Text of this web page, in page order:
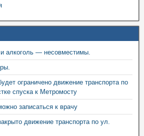
алкоголь — несовместимы.
ограничено движение транспорта по
спуска к Метромосту
записаться к врачу
движение транспорта по ул.